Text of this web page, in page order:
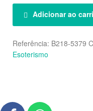
Adicionar ao
Referência: B218-5379
Esoterismo